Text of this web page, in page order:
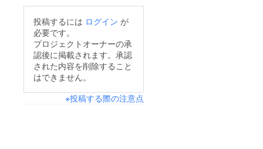
いた後はどちらも線自
体は良さそうでした。
レジンを乗せた結果で
行くと、線の部分も色
鉛筆で描くのが良さそ
材、サイズ、色塗り方
いましたね。というこ
とで、プラ板の素材を
少し変更しました！フ
ロストタイプと言っ
て、表面がざらついて
いるので色鉛筆でも色
が付けれてしまう代物
行ったんですが、
10cm×10cmで、温め
た結果4cm×4cm程度
になるので、仕上がり
サイズは4cm×4cm程
度になりそうです。焼
投稿するには ログイン が
必要です。
プロジェクトオーナーの承
認後に掲載されます。承認
された内容を削除すること
はできません。
※投稿する際の注意点